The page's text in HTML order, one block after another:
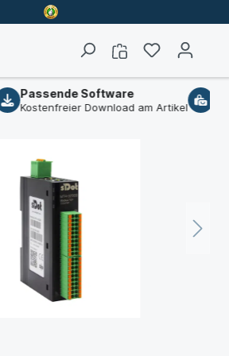
Passende Software
Kostenfreier Download am Artikel Wir